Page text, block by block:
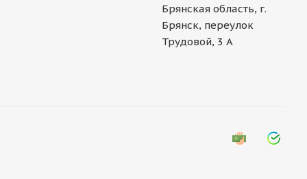
Брянская область, г.
Брянск, переулок
Трудовой, 3 А